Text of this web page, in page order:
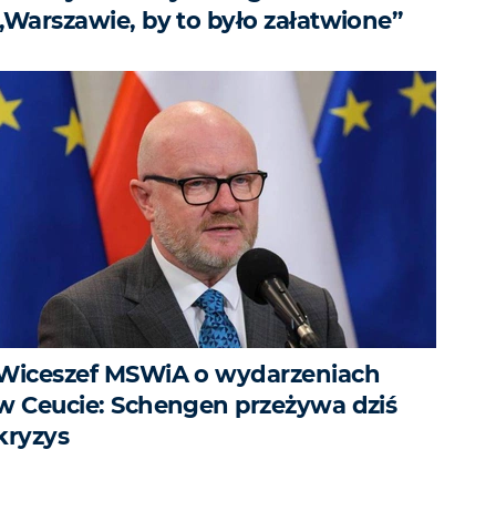
by to było załatwione”
MSWiA o wydarzeniach
Ceucie: Schengen przeżywa dziś